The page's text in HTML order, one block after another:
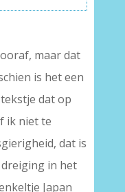
maar dat
is het een
dat op
ik niet te
dat is
in het
Japan